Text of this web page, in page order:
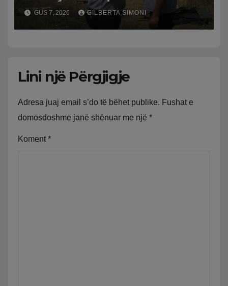
shqiptari në Greqi prek
zemrat: Humba gjithçka!
GUS 7, 2026 GILBERTA SIMONI
Lini një Përgjigje
Adresa juaj email s’do të bëhet publike. Fushat e
domosdoshme janë shënuar me një *
Koment*